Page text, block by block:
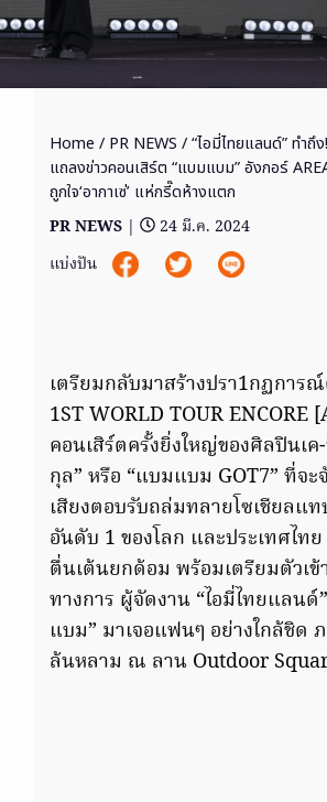
Home / PR NEWS / “ไอมี่ไทยแลนด์” ทำถึ
แถลงข่าวคอนเสิร์ต “แบมแบม” อังกอร์
ถูกใจ‘อากาเซ่’ แห่กรี๊ดห้างแตก
PR NEWS |
24 มี.ค. 2024
แบ่งปัน
เตรียมกลับมาสร้างปรา1กฏการ
1ST WORLD TOUR
คอนเสิร์ตครั้งยิ่งใหญ่ของศิลปิน
กุล” หรือ “แบมแบม GOT7” ที่
เสียงตอบรับถล่มทลายโซเชียล
อันดับ 1 ของโลก และประเทศไท
ตื่นเต้นยกด้อม พร้อมเตรียมตัวเ
ทางการ ผู้จัดงาน “ไอมี่ไทยแลน
แบม” มาเจอแฟนๆ อย่างใกล้ชิด
ล้นหลาม ณ ลาน Outdoor